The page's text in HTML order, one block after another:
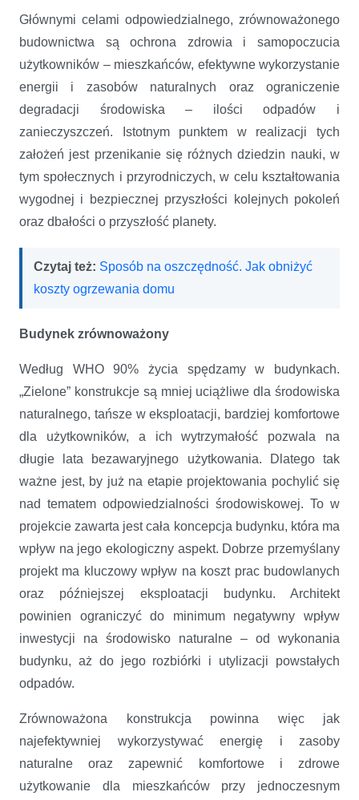
Głównymi celami odpowiedzialnego, zrównoważonego
budownictwa są ochrona zdrowia i samopoczucia
użytkowników – mieszkańców, efektywne wykorzystanie
energii i zasobów naturalnych oraz ograniczenie
degradacji środowiska – ilości odpadów i
zanieczyszczeń. Istotnym punktem w realizacji tych
założeń jest przenikanie się różnych dziedzin nauki, w
tym społecznych i przyrodniczych, w celu kształtowania
wygodnej i bezpiecznej przyszłości kolejnych pokoleń
oraz dbałości o przyszłość planety.
Czytaj też: Sposób na oszczędność. Jak obniżyć
koszty ogrzewania domu
Budynek zrównoważony
Według WHO 90% życia spędzamy w budynkach.
„Zielone” konstrukcje są mniej uciążliwe dla środowiska
naturalnego, tańsze w eksploatacji, bardziej komfortowe
dla użytkowników, a ich wytrzymałość pozwala na
długie lata bezawaryjnego użytkowania. Dlatego tak
ważne jest, by już na etapie projektowania pochylić się
nad tematem odpowiedzialności środowiskowej. To w
projekcie zawarta jest cała koncepcja budynku, która ma
wpływ na jego ekologiczny aspekt. Dobrze przemyślany
projekt ma kluczowy wpływ na koszt prac budowlanych
oraz późniejszej eksploatacji budynku. Architekt
powinien ograniczyć do minimum negatywny wpływ
inwestycji na środowisko naturalne – od wykonania
budynku, aż do jego rozbiórki i utylizacji powstałych
odpadów.
Zrównoważona konstrukcja powinna więc jak
najefektywniej wykorzystywać energię i zasoby
naturalne oraz zapewnić komfortowe i zdrowe
użytkowanie dla mieszkańców przy jednoczesnym